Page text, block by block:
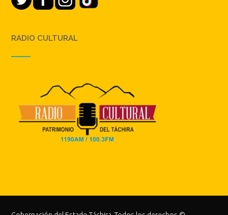
RADIO CULTURAL